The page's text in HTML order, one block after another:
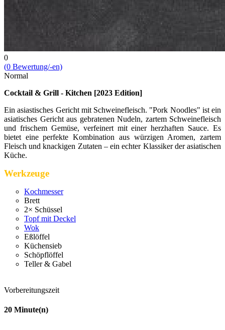
0
(0 Bewert­ung/-en)
Normal
Cocktail & Grill - Kitchen [2023 Edition]
Ein asiastisches Gericht mit Schweinefleisch. "Pork Noodles" ist ein
asiatisches Gericht aus gebratenen Nudeln, zartem Schweinefleisch
und frischem Gemüse, verfeinert mit einer herzhaften Sauce. Es
bietet eine perfekte Kombination aus würzigen Aromen, zartem
Fleisch und knackigen Zutaten – ein echter Klassiker der asiatischen
Küche.
Werkzeuge
Kochmesser
Brett
2× Schüssel
Topf mit Deckel
Wok
Eßlöffel
Küchensieb
Schöpflöffel
Teller & Gabel
Vorbereitungszeit
20 Minute(n)